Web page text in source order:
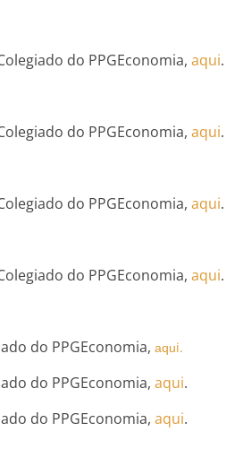
do PPGEconomia,aqui.
do PPGEconomia,aqui.
do PPGEconomia,aqui.
do PPGEconomia,aqui.
do PPGEconomia,aqui.
do PPGEconomia,aqui.
do PPGEconomia,aqui.